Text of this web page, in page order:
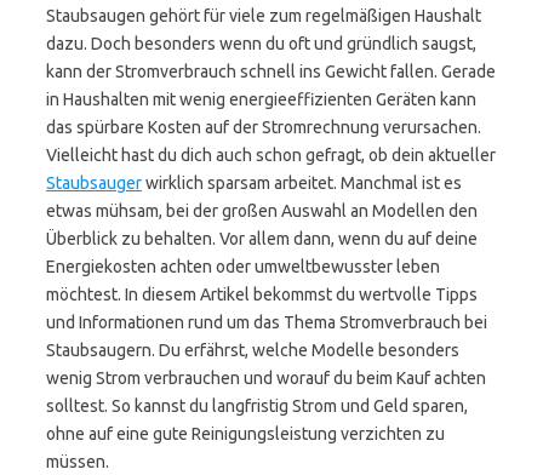
Staubsaugen gehört für viele zum regelmäßigen Haushalt
dazu. Doch besonders wenn du oft und gründlich saugst,
kann der Stromverbrauch schnell ins Gewicht fallen. Gerade
in Haushalten mit wenig energieeffizienten Geräten kann
das spürbare Kosten auf der Stromrechnung verursachen.
Vielleicht hast du dich auch schon gefragt, ob dein aktueller
Staubsaugerwirklich sparsam arbeitet. Manchmal ist es
etwas mühsam, bei der großen Auswahl an Modellen den
Überblick zu behalten. Vor allem dann, wenn du auf deine
Energiekosten achten oder umweltbewusster leben
möchtest. In diesem Artikel bekommst du wertvolle Tipps
und Informationen rund um das Thema Stromverbrauch bei
Staubsaugern. Du erfährst, welche Modelle besonders
wenig Strom verbrauchen und worauf du beim Kauf achten
solltest. So kannst du langfristig Strom und Geld sparen,
ohne auf eine gute Reinigungsleistung verzichten zu
müssen.